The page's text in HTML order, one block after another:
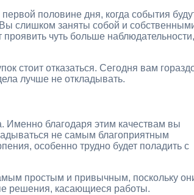
половине дня, когда события
слишком заняты собой и
чуть больше наблюдательности,
стоит отказаться. Сегодня вам
лучше не откладывать.
Именно благодаря этим качествам вы
не самым благоприятным
особенно трудно будет поладить с
простым и привычным, поскольку
решения, касающиеся работы.